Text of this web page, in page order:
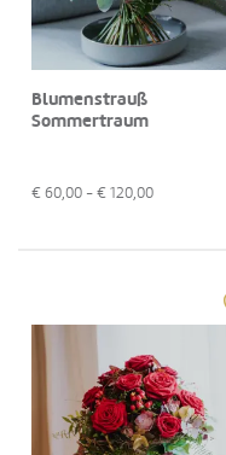
Blumenstrauß
Sommertraum
€ 60,00 - € 120,00